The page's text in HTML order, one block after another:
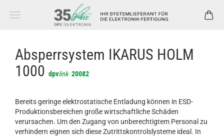
Absperrsystem IKARUS HOLM
1000 dpvlink 20082
Bereits geringe elektrostatische Entladung können in ESD-
Produktionsbereichen große wirtschaftliche Schäden
verursachen. Um den Zugang von unberechtigtem Personal zu
verhindern eignen sich diese Zutrittskontrolslysteme ideal. In